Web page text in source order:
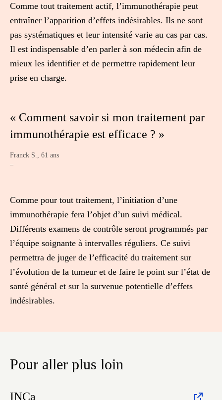
Comme tout traitement actif, l’immunothérapie peut
entraîner l’apparition d’effets indésirables. Ils ne sont
pas systématiques et leur intensité varie au cas par cas.
Il est indispensable d’en parler à son médecin afin de
mieux les identifier et de permettre rapidement leur
prise en charge.
« Comment savoir si mon traitement par
immunothérapie est efficace ? »
Franck S., 61 ans
–
Comme pour tout traitement, l’initiation d’une
immunothérapie fera l’objet d’un suivi médical.
Différents examens de contrôle seront programmés par
l’équipe soignante à intervalles réguliers. Ce suivi
permettra de juger de l’efficacité du traitement sur
l’évolution de la tumeur et de faire le point sur l’état de
santé général et sur la survenue potentielle d’effets
indésirables.
Pour aller plus loin
INCa